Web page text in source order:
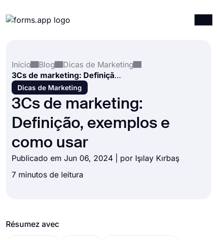
Integrações
Modelos
Recursos
Preços
Início
Blog
Dicas de Marketing
3Cs de marketing: Definição, exemplos e como usar
Dicas de Marketing
3Cs de marketing:
Definição, exemplos e
como usar
Publicado em Jun 06, 2024 | por Işılay Kırbaş
7 minutos de leitura
Résumez avec